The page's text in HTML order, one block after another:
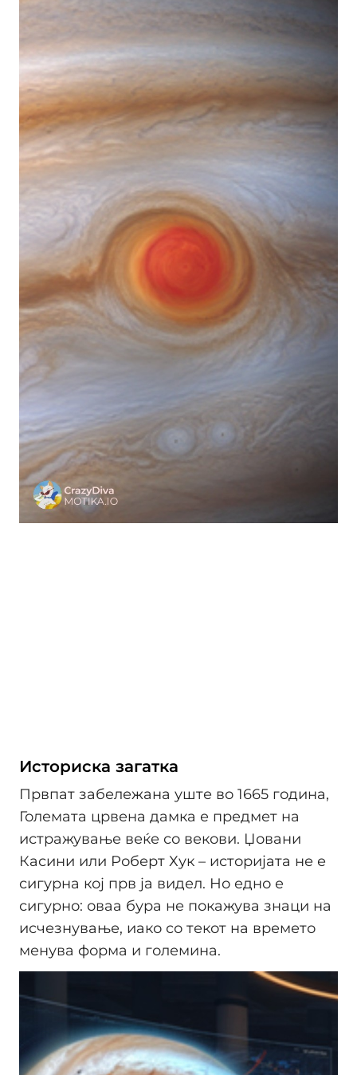
Историска загатка
Првпат забележана уште во 1665 година,
Големата црвена дамка е предмет на
истражување веќе со векови. Џовани
Касини или Роберт Хук – историјата не е
сигурна кој прв ја видел. Но едно е
сигурно: оваа бура не покажува знаци на
исчезнување, иако со текот на времето
менува форма и големина.